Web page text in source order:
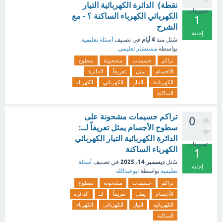
تصويتات
1
إجابة
نقطة) الدائرة الكهربائية التيار
الكهربائي الكهرباء الساكنة ؟ - مع
الشرح
سُئل منذ 4 أيام في تصنيف أسئلة تعليمية
بواسطة مستشار تعليمي
تراكم جسيمات مشحونة
سطوح
الأجسام
يمثل تعريفاً
الدائرة
الكهربائية
التيار الكهربائي
الكهرباء
الساكنة
0
تصويتات
1
إجابة
تراكم جسيمات مشحونة على
سطوح الأجسام يمثل تعريفاً لــ:
الدائرة الكهربائية التيار الكهربائي
الكهرباء الساكنة
سُئل ديسمبر 14، 2025 في تصنيف أسئلة
تعليمية بواسطة ابوعبدالله
تراكم جسيمات مشحونة
سطوح
الأجسام
يمثل تعريفاً لــ
الدائرة
الكهربائية
التيار الكهربائي
الكهرباء
الساكنة